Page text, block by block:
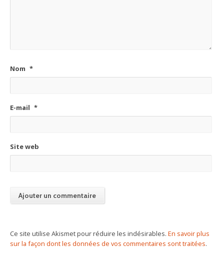
Nom *
E-mail *
Site web
Ce site utilise Akismet pour réduire les indésirables. En savoir plus
sur la façon dont les données de vos commentaires sont traitées.